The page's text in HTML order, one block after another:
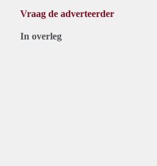
Vraag de adverteerder
In overleg